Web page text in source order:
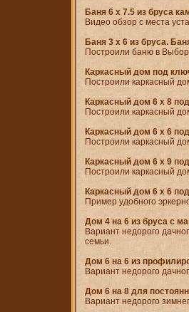
Баня 6 x 7.5 из бруса
Видео обзор с места
Баня 3 x 6 из бруса.
Построили баню в
Каркасный дом под
Построили каркасный
Каркасный дом 6 x 8
Построили каркасный
Каркасный дом 6 x 6
Построили каркасный
Каркасный дом 6 x 9
Построили каркасный
Каркасный дом 6 x 6
Пример удобного
Дом 4 на 6 из бруса с
Вариант недорого
семьи.
Дом 6 на 6 из
Вариант недорого
Дом 6 на 8 для
Вариант недорого